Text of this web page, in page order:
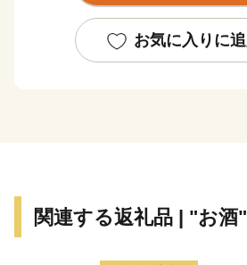
ど、その品質は全国で高く評価され
仁木町への温かい応援をよろしく
お気に入りに
関連する返礼品 | "お酒"